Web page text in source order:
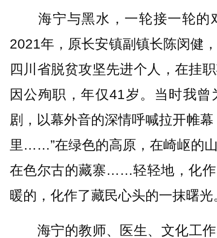
海宁与黑水，一轮接一轮的
2021年，原长安镇副镇长陈闵健
四川省脱贫攻坚先进个人，在挂
因公殉职，年仅41岁。当时我
剧，以幕外音的深情呼喊拉开帷
里……”在绿色的高原，在崎岖的
在色尔古的藏寨……轻轻地，化
暖的，化作了藏民心头的一抹曙光
海宁的教师、医生、文化工